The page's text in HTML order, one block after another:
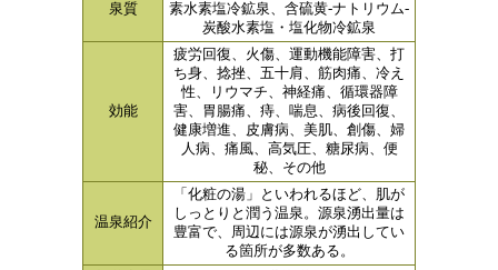
泉質
素水素塩冷鉱泉、含硫黄‐ナトリウム‐
炭酸水素塩・塩化物冷鉱泉
効能
疲労回復、火傷、運動機能障害、打
ち身、捻挫、五十肩、筋肉痛、冷え
性、リウマチ、神経痛、循環器障
害、胃腸痛、痔、喘息、病後回復、
健康増進、皮膚病、美肌、創傷、婦
人病、痛風、高気圧、糖尿病、便
秘、その他
温泉紹介
「化粧の湯」といわれるほど、肌が
しっとりと潤う温泉。源泉湧出量は
豊富で、周辺には源泉が湧出してい
る箇所が多数ある。